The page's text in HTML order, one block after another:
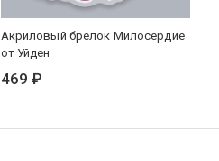
Акриловый брелок Милосердие
от Уйден
469 ₽